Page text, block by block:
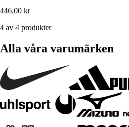
446,00 kr
4 av 4 produkter
Alla våra varumärken